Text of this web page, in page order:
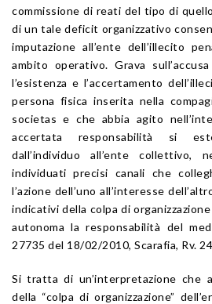
commissione di reati del tipo di
di un tale deficit organizzativo
imputazione all’ente dell’illecito
ambito operativo. Grava
l’esistenza e l’accertamento
persona fisica inserita nella
societas e che abbia agito
accertata responsabilità si
dall’individuo all’ente collettivo,
individuati precisi canali che
l’azione dell’uno all’interesse
indicativi della colpa di
autonoma la responsabilità del
27735 del 18/02/2010, Scarafia, Rv.
Si tratta di un’interpretazione che
della “colpa di organizzazione”